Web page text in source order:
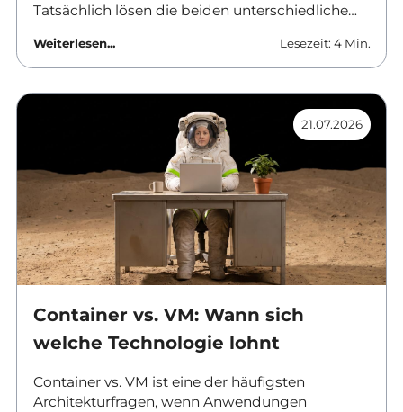
Tatsächlich lösen die beiden unterschiedliche
gemeinsam eingesetzt. Dieser Beitrag ordnet
ein, was Docker leistet, wo Kubernetes ansetzt
und ab wann sich der Aufwand einer
vollwertigen Orchestrierung überhaupt rechnet.
Weiterlesen... Lesezeit: 4 Min.
21.07.2026
Container vs. VM: Wann sich
welche Technologie lohnt
Container vs. VM ist eine der häufigsten
Architekturfragen, wenn Anwendungen